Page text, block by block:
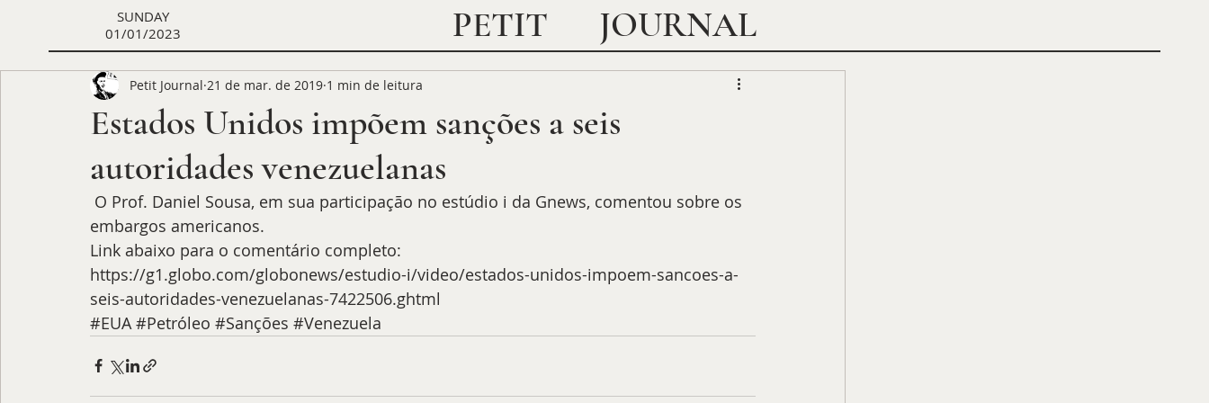
PETIT JOURNAL
SUNDAY
01/01/2023
Estados Unidos impõem sanções a seis
autoridades venezuelanas
Petit Journal 21 de mar. de 2019 1 min de leitura
embargos americanos.
Link abaixo para o comentário completo:
https://g1.globo.com/globonews/estudio-i/video/estados-unidos-impoem-sancoes-a-
seis-autoridades-venezuelanas-7422506.ghtml
#EUA #Petróleo #Sanções #Venezuela